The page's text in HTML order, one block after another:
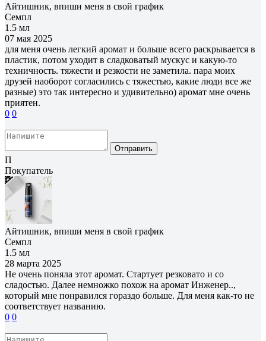
Айтишник, впиши меня в свой график
Семпл
1.5 мл
07 мая 2025
для меня очень легкий аромат и больше всего раскрывается в
пластик, потом уходит в сладковатый мускус и какую-то
техничность. тяжести и резкости не заметила. пара моих
друзей наоборот согласились с тяжестью, какие люди все же
разные) это так интересно и удивительно) аромат мне очень
приятен.
0 0
Отправить
П
Покупатель
Айтишник, впиши меня в свой график
Семпл
1.5 мл
28 марта 2025
Не очень поняла этот аромат. Стартует резковато и со
сладостью. Далее немножко похож на аромат Инженер..,
который мне понравился гораздо больше. Для меня как-то не
соответствует названию.
0 0